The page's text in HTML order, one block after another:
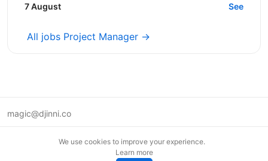
розробляємо високопродуктивні ігрові системи з...
7 August See
All jobs Project Manager →
magic@djinni.co
We use cookies to improve your experience.
Learn more